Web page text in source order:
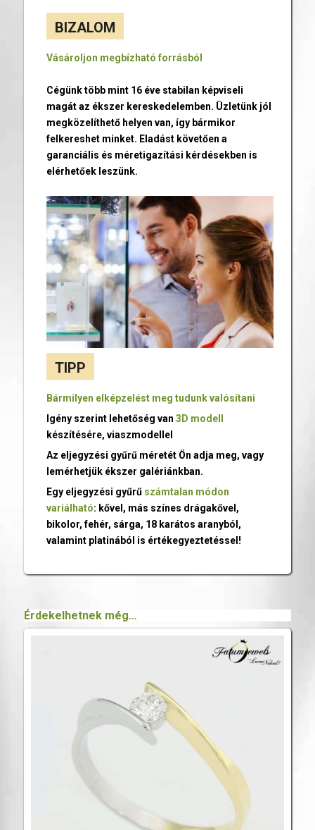
BIZALOM
Vásároljon megbízható forrásból
Cégünk több mint 16 éve stabilan képviseli
magát az ékszer kereskedelemben. Üzletünk jól
megközelíthető helyen van, így bármikor
felkereshet minket. Eladást követően a
garanciális és méretigazítási kérdésekben is
elérhetőek leszünk.
TIPP
Bármilyen elképzelést meg tudunk valósítani
Igény szerint lehetőség van 3D modell
készítésére, viaszmodellel
Az eljegyzési gyűrű méretét Ön adja meg, vagy
lemérhetjük ékszer galériánkban.
Egy eljegyzési gyűrű számtalan módon
variálható: kővel, más színes drágakővel,
bikolor, fehér, sárga, 18 karátos aranyból,
valamint platinából is értékegyeztetéssel!
Érdekelhetnek még…